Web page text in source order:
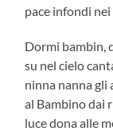
pace infondi
Dormi bambin,
su nel cielo
ninna nanna gli
al Bambino dai
luce dona alle